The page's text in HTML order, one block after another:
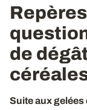
de
Suite aux gelées